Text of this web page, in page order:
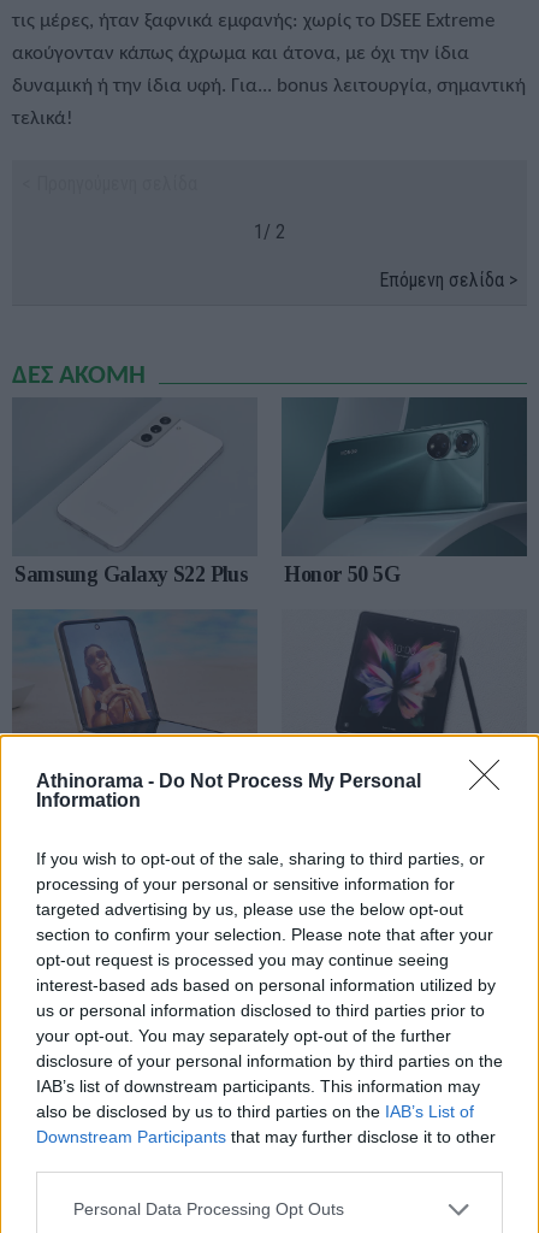
Athinorama - Do Not Process My Personal
Information
If you wish to opt-out of the sale, sharing to third parties, or
processing of your personal or sensitive information for
targeted advertising by us, please use the below opt-out
section to confirm your selection. Please note that after your
opt-out request is processed you may continue seeing
interest-based ads based on personal information utilized by
us or personal information disclosed to third parties prior to
your opt-out. You may separately opt-out of the further
disclosure of your personal information by third parties on the
IAB’s list of downstream participants. This information may
also be disclosed by us to third parties on the IAB’s List of
Downstream Participants that may further disclose it to other
Please note that this website/app uses one or more Google
Personal Data Processing Opt Outs
τις μέρες, ήταν ξαφνικά εμφανής: χωρίς το DSEE Extreme
ακούγονταν κάπως άχρωμα και άτονα, με όχι την ίδια
δυναμική ή την ίδια υφή. Για... bonus λειτουργία, σημαντική
τελικά!
1/ 2
Επόμενη σελίδα >
ΔΕΣ ΑΚΟΜΗ
Samsung Galaxy S22 Plus Honor 50 5G
Samsung Galaxy Z Flip3 Samsung Galaxy Z Fold3
Naenka Runner Pro OnePlus 9 Pro
Lanmodo Vast Pro OnePlus Nord